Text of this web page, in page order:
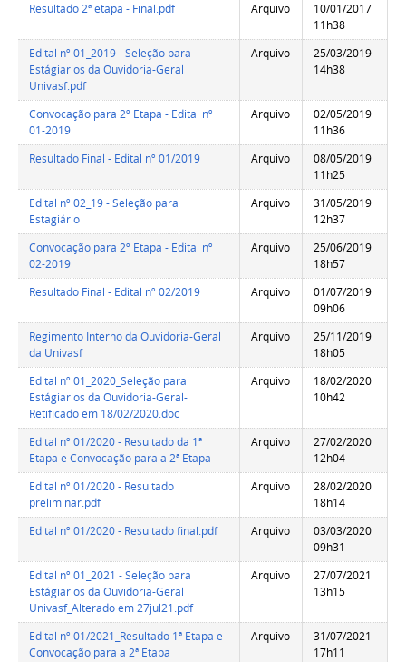
Resultado 2ª etapa - Final.pdf
Arquivo
10/01/2017
11h38
Edital nº 01_2019 - Seleção para
Estágiarios da Ouvidoria-Geral
Univasf.pdf
Arquivo
25/03/2019
14h38
Convocação para 2º Etapa - Edital nº
01-2019
Arquivo
02/05/2019
11h36
Resultado Final - Edital nº 01/2019
Arquivo
08/05/2019
11h25
Edital nº 02_19 - Seleção para
Estagiário
Arquivo
31/05/2019
12h37
Convocação para 2º Etapa - Edital nº
02-2019
Arquivo
25/06/2019
18h57
Resultado Final - Edital nº 02/2019
Arquivo
01/07/2019
09h06
Regimento Interno da Ouvidoria-Geral
da Univasf
Arquivo
25/11/2019
18h05
Edital nº 01_2020_Seleção para
Estágiarios da Ouvidoria-Geral-
Retificado em 18/02/2020.doc
Arquivo
18/02/2020
10h42
Edital nº 01/2020 - Resultado da 1ª
Etapa e Convocação para a 2ª Etapa
Arquivo
27/02/2020
12h04
Edital nº 01/2020 - Resultado
preliminar.pdf
Arquivo
28/02/2020
18h14
Edital nº 01/2020 - Resultado final.pdf
Arquivo
03/03/2020
09h31
Edital nº 01_2021 - Seleção para
Estágiarios da Ouvidoria-Geral
Univasf_Alterado em 27jul21.pdf
Arquivo
27/07/2021
13h15
Edital nº 01/2021_Resultado 1ª Etapa e
Convocação para a 2ª Etapa
Arquivo
31/07/2021
17h11